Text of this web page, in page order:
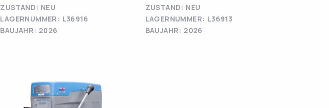
ZUSTAND: NEU
LAGERNUMMER: L36916
BAUJAHR: 2026
ZUSTAND: NEU
LAGERNUMMER: L36913
BAUJAHR: 2026